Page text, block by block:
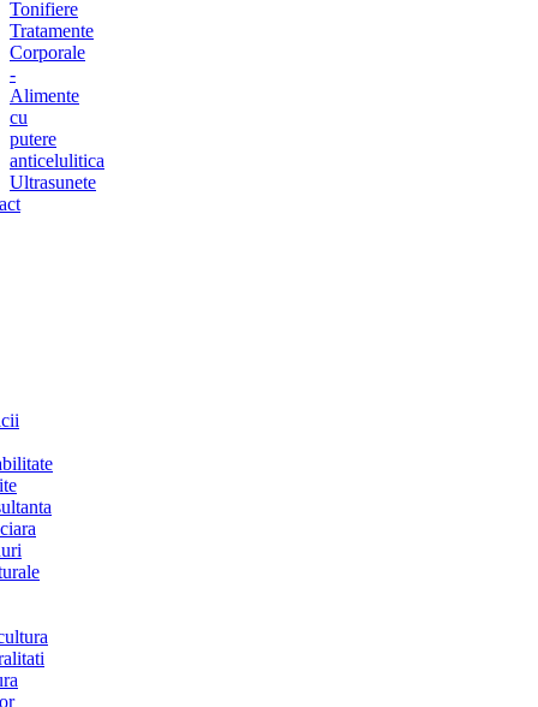
Tonifiere
Tratamente
Corporale
-
Alimente
cu
putere
anticelulitica
Ultrasunete